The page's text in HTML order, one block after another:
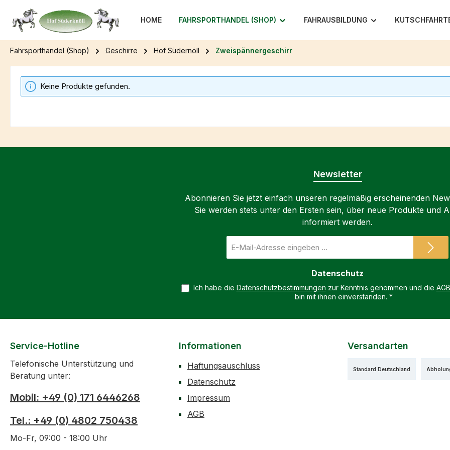
Hauptinhalt springen
Zur Suche springen
Zur Hauptnavigation springen
HOME FAHRSPORTHANDEL (SHOP) FAHRAUSBILDUNG
Fahrsporthandel (Shop) Geschirre Hof Südernöll Zweispännergeschirr
Keine Produkte gefunden.
Newsletter
Abonnieren Sie jetzt einfach unseren regelmäßig erscheinenden
Sie werden stets unter den Ersten sein, über neue Produkte und
informiert werden.
Mail-
Datenschutz
Ich habe die Datenschutzbestimmungen zur Kenntnis genommen und die AGB
bin mit ihnen einverstanden. *
Service-Hotline
Telefonische Unterstützung und
Beratung unter:
Mobil: +49 (0) 171 6446268
Tel.: +49 (0) 4802 750438
Mo-Fr, 09:00 - 18:00 Uhr
Informationen
Haftungsauschluss
Datenschutz
Impressum
AGB
Versandarten
Standard Deutschland